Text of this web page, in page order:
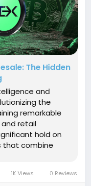
The Hidden
and
the
remarkable
retail
hold on
that combine
1K Views 0 Reviews